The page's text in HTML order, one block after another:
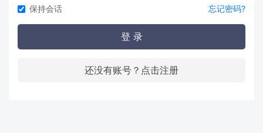
保持会话 忘记密码?
登 录
还没有账号？点击注册